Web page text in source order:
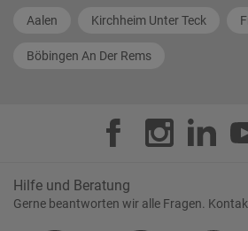
Aalen Kirchheim Unter Teck
Böbingen An Der Rems
Hilfe und Beratung
Gerne beantworten wir alle Fragen.